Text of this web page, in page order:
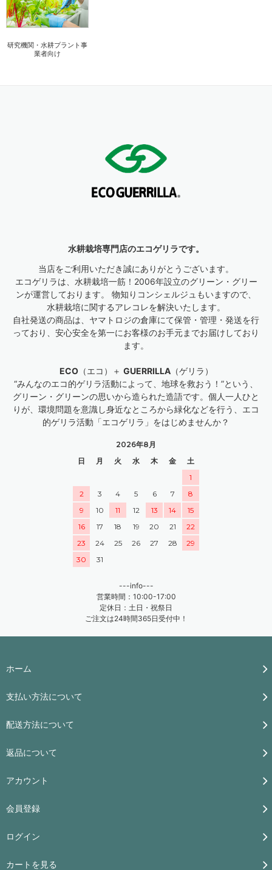
研究機関・水耕プラント事
業者向け
水耕栽培専門店のエコゲリラです。
当店をご利用いただき誠にありがとうございます。
エコゲリラは、水耕栽培一筋！2006年設立のグリーン・グリー
ンが運営しております。 物知りコンシェルジュもいますので、
水耕栽培に関するアレコレを解決いたします。
自社発送の商品は、ヤマトロジの倉庫にて保管・管理・発送を行
っており、安心安全を第一にお客様のお手元までお届けしており
ます。
ECO（エコ）＋ GUERRILLA（ゲリラ）
“みんなのエコ的ゲリラ活動によって、地球を救おう！”という、
グリーン・グリーンの思いから造られた造語です。個人一人ひと
りが、環境問題を意識し身近なところから緑化などを行う、エコ
的ゲリラ活動「エコゲリラ」をはじめませんか？
2026年8月
日
月 火 水 木 金
土
1
2
3 4 5 6 7
8
9
10 11 12 13 14
15
16
17 18 19 20 21
22
23
24 25 26 27 28
29
30
31
---info---
営業時間：10:00-17:00
定休日：土日・祝祭日
ご注文は24時間365日受付中！
ホーム
支払い方法について
配送方法について
返品について
アカウント
会員登録
ログイン
カートを見る